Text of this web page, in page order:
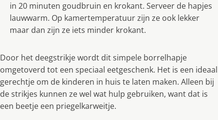
in 20 minuten goudbruin en krokant. Serveer de hapjes
lauwwarm. Op kamertemperatuur zijn ze ook lekker
maar dan zijn ze iets minder krokant.
Door het deegstrikje wordt dit simpele borrelhapje
omgetoverd tot een speciaal eetgeschenk. Het is een ideaal
gerechtje om de kinderen in huis te laten maken. Alleen bij
de strikjes kunnen ze wel wat hulp gebruiken, want dat is
een beetje een priegelkarweitje.